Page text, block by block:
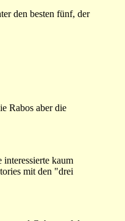
den besten fünf, der
Rabos aber die
kaum
mit den "drei